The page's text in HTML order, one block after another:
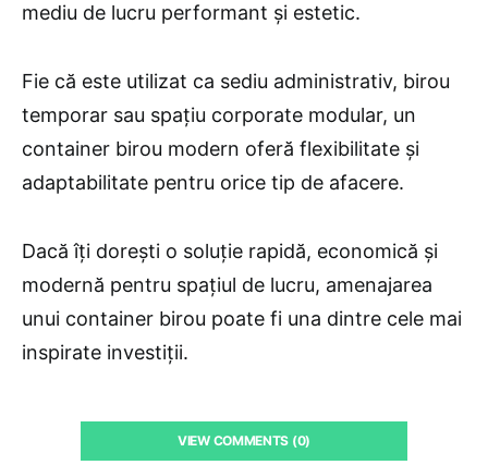
mediu de lucru performant și estetic.
Fie că este utilizat ca sediu administrativ, birou
temporar sau spațiu corporate modular, un
container birou modern oferă flexibilitate și
adaptabilitate pentru orice tip de afacere.
Dacă îți dorești o soluție rapidă, economică și
modernă pentru spațiul de lucru, amenajarea
unui container birou poate fi una dintre cele mai
inspirate investiții.
VIEW COMMENTS (0)